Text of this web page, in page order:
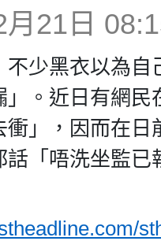
21日
不少黑衣以為
」。近日有網
衝」，因而在
話「唔洗坐監已